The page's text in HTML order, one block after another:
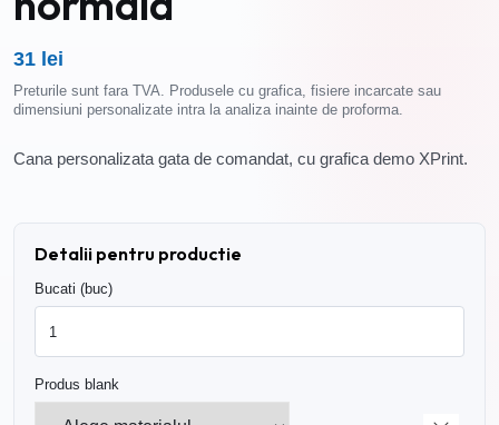
31 lei
Preturile sunt fara TVA. Produsele cu grafica, fisiere incarcate sau
dimensiuni personalizate intra la analiza inainte de proforma.
Cana personalizata gata de comandat, cu grafica demo XPrint.
Detalii pentru productie
Bucati (buc)
Produs blank